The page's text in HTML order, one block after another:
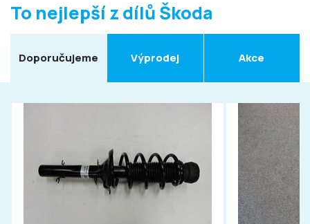
To nejlepší z dílů Škoda
Doporučujeme Výprodej Akce